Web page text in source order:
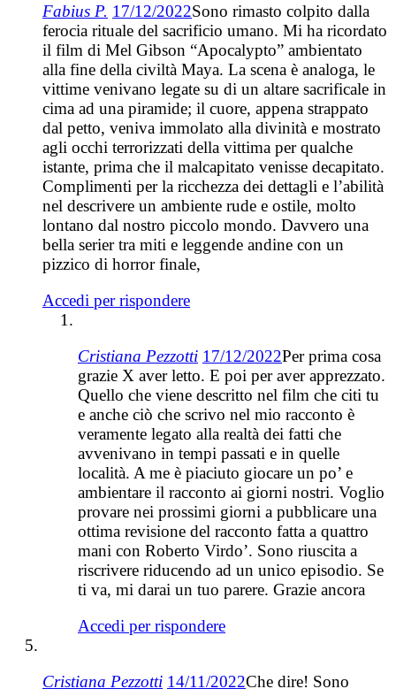
Fabius P. 17/12/2022Sono rimasto colpito dalla
ferocia rituale del sacrificio umano. Mi ha ricordato
il film di Mel Gibson “Apocalypto” ambientato
alla fine della civiltà Maya. La scena è analoga, le
vittime venivano legate su di un altare sacrificale in
cima ad una piramide; il cuore, appena strappato
dal petto, veniva immolato alla divinità e mostrato
agli occhi terrorizzati della vittima per qualche
istante, prima che il malcapitato venisse decapitato.
Complimenti per la ricchezza dei dettagli e l’abilità
nel descrivere un ambiente rude e ostile, molto
lontano dal nostro piccolo mondo. Davvero una
bella serier tra miti e leggende andine con un
pizzico di horror finale,
Accedi per rispondere
Cristiana Pezzotti 17/12/2022Per prima cosa
grazie X aver letto. E poi per aver apprezzato.
Quello che viene descritto nel film che citi tu
e anche ciò che scrivo nel mio racconto è
veramente legato alla realtà dei fatti che
avvenivano in tempi passati e in quelle
località. A me è piaciuto giocare un po’ e
ambientare il racconto ai giorni nostri. Voglio
provare nei prossimi giorni a pubblicare una
ottima revisione del racconto fatta a quattro
mani con Roberto Virdo’. Sono riuscita a
riscrivere riducendo ad un unico episodio. Se
ti va, mi darai un tuo parere. Grazie ancora
Accedi per rispondere
Cristiana Pezzotti 14/11/2022Che dire! Sono